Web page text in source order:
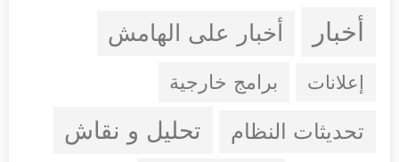
أخبار أخبار على الهامش
إعلانات برامج خارجية
تحديثات النظام تحليل و نقاش